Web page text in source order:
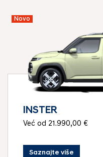
Novo
INSTER
Već od 21.990,00 €
Saznajte više